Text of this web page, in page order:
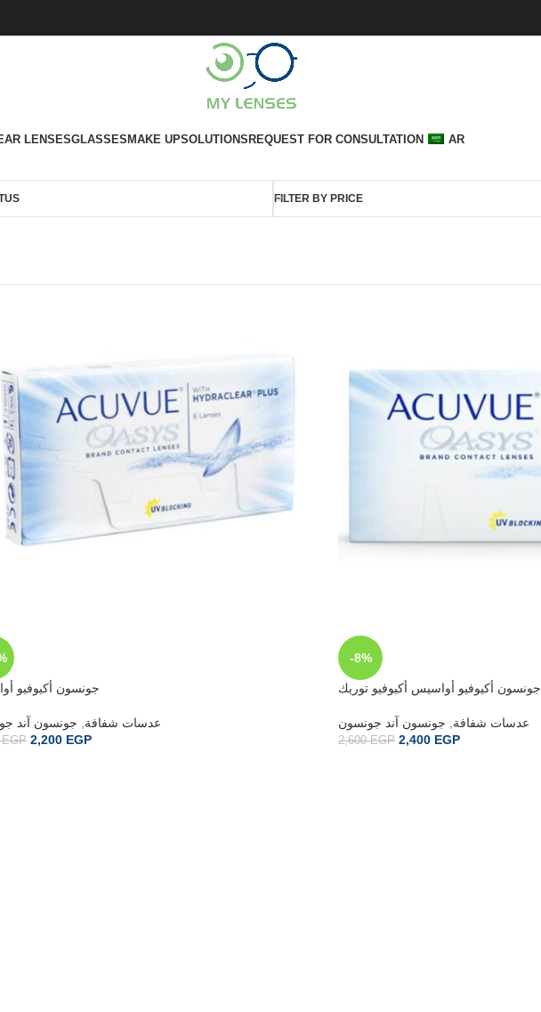
LENSESGLASSESMAKE UPSOLUTIONSREQUEST FOR CONSULTATION AR
FILTER BY PRICE
جونسون أكيوفيو
عدسات شفافة جونسون آند
EGP 2,200 EGP
-8%
جونسون أكيوفيو أواسيس أكيوفيو توريك
عدسات شفافة جونسون آند جونسون
2,600EGP 2,400 EGP